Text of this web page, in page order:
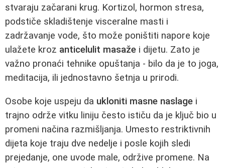
stvaraju začarani krug. Kortizol, hormon stresa,
podstiče skladištenje visceralne masti i
zadržavanje vode, što može poništiti napore koje
ulažete kroz anticelulit masaže i dijetu. Zato je
važno pronaći tehnike opuštanja - bilo da je to joga,
meditacija, ili jednostavno šetnja u prirodi.
Osobe koje uspeju da ukloniti masne naslage i
trajno održe vitku liniju često ističu da je ključ bio u
promeni načina razmišljanja. Umesto restriktivnih
dijeta koje traju dve nedelje i posle kojih sledi
prejedanje, one uvode male, održive promene. Na